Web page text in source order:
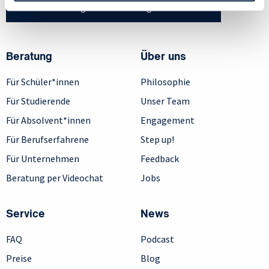
Beratung
Für Schüler*innen
Für Studierende
Für Absolvent*innen
Für Berufserfahrene
Für Unternehmen
Beratung per Videochat
Über uns
Philosophie
Unser Team
Engagement
Step up!
Feedback
Jobs
Service
FAQ
Preise
News
Podcast
Blog